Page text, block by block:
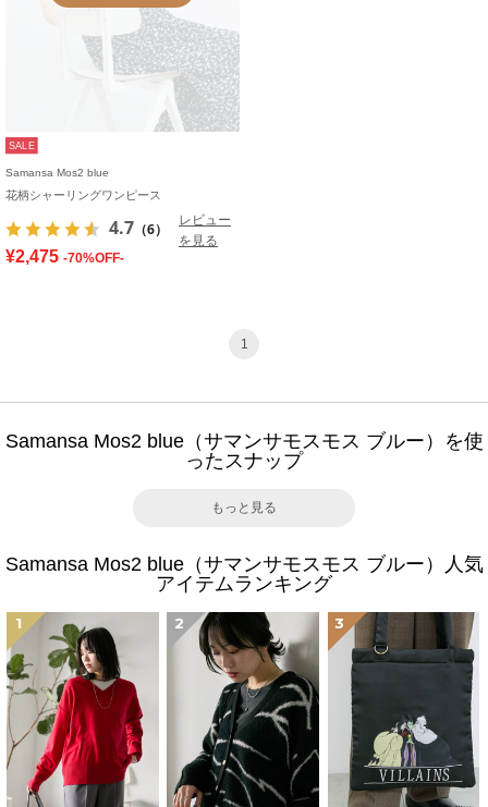
SALE
Samansa Mos2 blue
花柄シャーリングワンピース
4.7 （6）
レビュー
を見る
¥2,475 -70%OFF-
1
Samansa Mos2 blue（サマンサモスモス ブルー）を使
ったスナップ
もっと見る
Samansa Mos2 blue（サマンサモスモス ブルー）人気
アイテムランキング
1 2 3